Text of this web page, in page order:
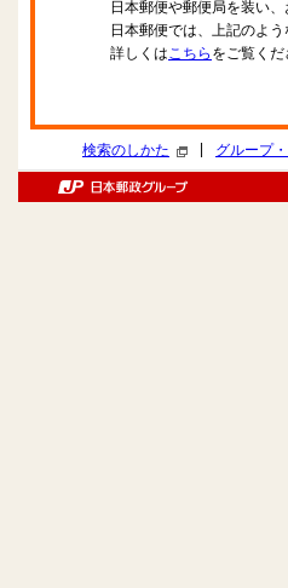
日本郵便や郵便局を装い
日本郵便では、上記のよ
詳しくはこちら をご覧くだ
検索のしかた グループ